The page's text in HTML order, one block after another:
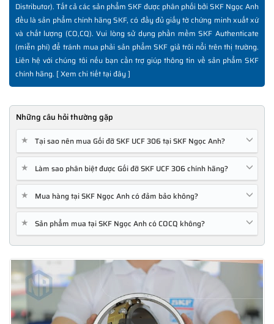
Distributor). Tất cả các sản phẩm SKF được phân phối bởi SKF Ngọc Anh
đều là sản phẩm chính hãng SKF, có đầy đủ giấy tờ chứng minh xuất xứ
và chất lượng (CO,CQ). Vui lòng sử dụng phần mềm SKF Authenticate
(miễn phí) để tránh mua phải sản phẩm SKF giả trôi nổi trên thị trường.
Liên hệ với chúng tôi nếu bạn cần trợ giúp thông tin về sản phẩm SKF
chính hãng. [Xem chi tiết tại đây]
Những câu hỏi thường gặp
★ Tại sao nên mua Gối đỡ SKF UCF 306 tại SKF Ngọc Anh?
★ Làm sao phân biệt được Gối đỡ SKF UCF 306 chính hãng?
★ Mua hàng tại SKF Ngọc Anh có đảm bảo không?
★ Sản phẩm mua tại SKF Ngọc Anh có COCQ không?